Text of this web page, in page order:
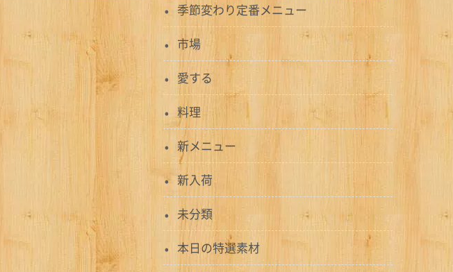
季節変わり定番メニュー
市場
愛する
料理
新メニュー
新入荷
未分類
本日の特選素材